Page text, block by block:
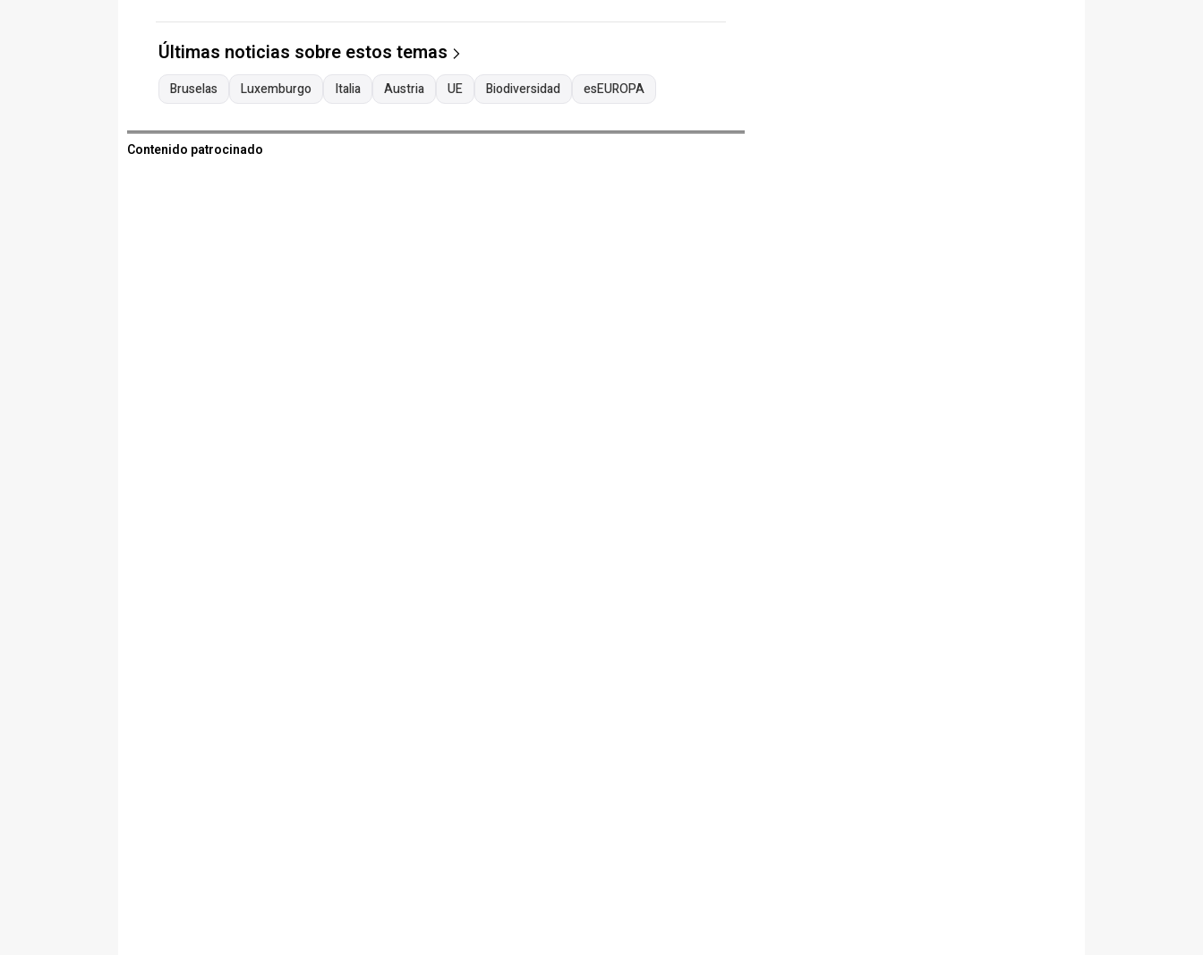
Últimas noticias sobre estos temas
Bruselas Luxemburgo Italia Austria UE Biodiversidad esEUROPA
Contenido patrocinado